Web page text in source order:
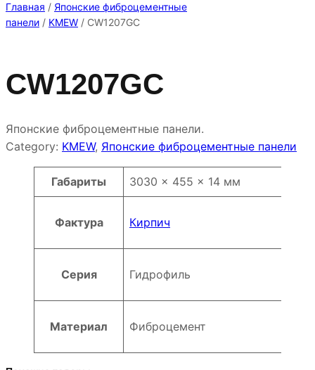
Главная / Японские фиброцементные
панели / KMEW / CW1207GC
CW1207GC
Японские фиброцементные панели.
Category: KMEW, Японские фиброцементные панели
Атрибуты Значение
Габариты 3030 × 455 × 14 мм
Фактура Кирпич
Серия Гидрофиль
Материал Фиброцемент